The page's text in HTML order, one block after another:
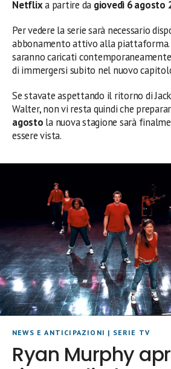
Netflixa partire da giovedì 6 agosto
Per vedere la serie sarà necessario
abbonamento attivo alla
saranno caricati
di immergersi subito nel nuovo
Se stavate aspettando il ritorno di
Walter, non vi resta quindi che
agosto la nuova stagione sarà
essere vista.
NEWS E ANTICIPAZIONI | SERIE TV
Ryan Murphy